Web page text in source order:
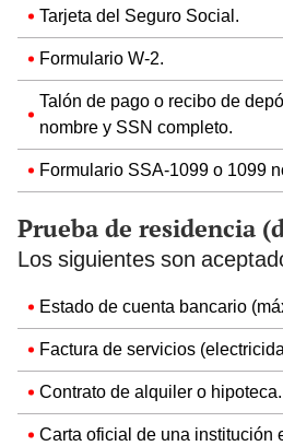
Tarjeta del Seguro Social.
Formulario W-2.
Talón de pago o recibo de
nombre y SSN completo.
Formulario SSA-1099 o 1099
Prueba de residencia
Los siguientes son
Estado de cuenta bancario
Factura de servicios
Contrato de alquiler o hipoteca.
Carta oficial de una institución